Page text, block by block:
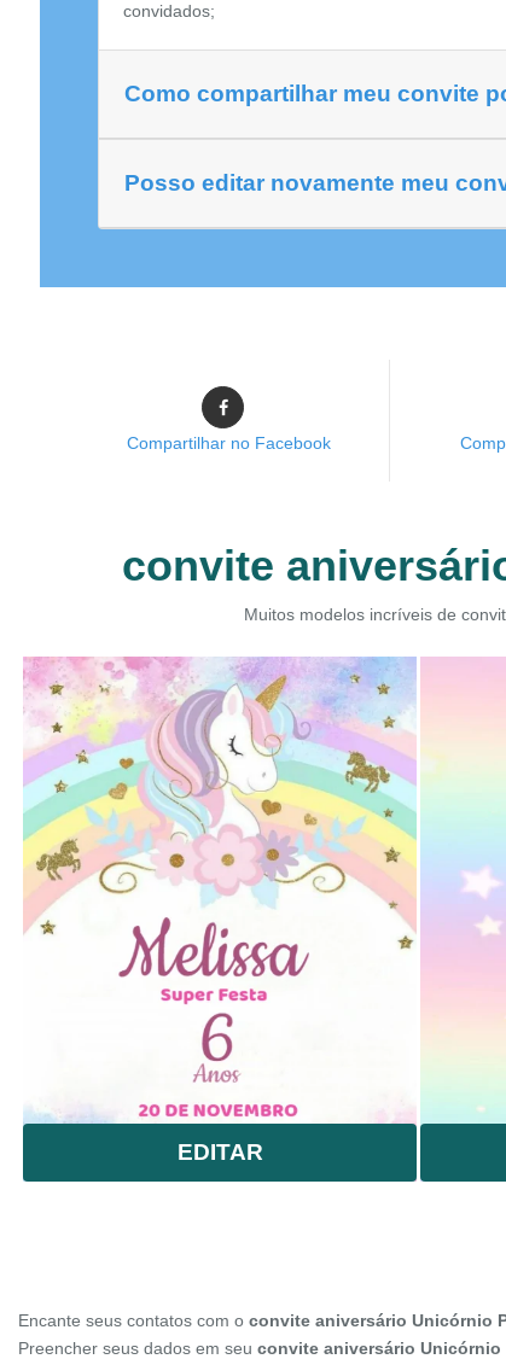
convidados;
Como compartilhar meu convite
Posso editar novamente meu
Compartilhar no Facebook
convite
Muitos modelos incríveis de
EDITAR
Encante seus contatos com o convite aniversário Unicórnio
Preencher seus dados em seu convite aniversário Unicórnio